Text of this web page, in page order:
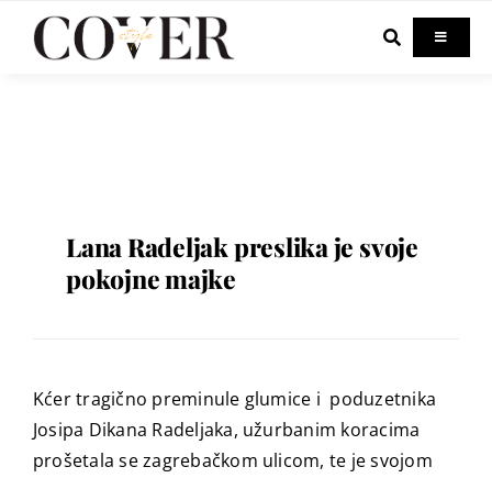
Toggle
Fashion
Out & About
Lana Radeljak preslika je svoje
pokojne majke
Kćer tragično preminule glumice i poduzetnika
Josipa Dikana Radeljaka, užurbanim koracima
prošetala se zagrebačkom ulicom, te je svojom